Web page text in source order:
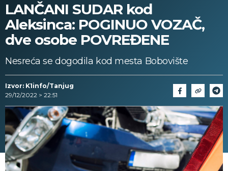
LANČANI SUDAR kod
Aleksinca: POGINUO VOZAČ,
dve osobe POVREĐENE
Nesreća se dogodila kod mesta Bobovište
Izvor: K1info/Tanjug
29/12/2022 > 22:51